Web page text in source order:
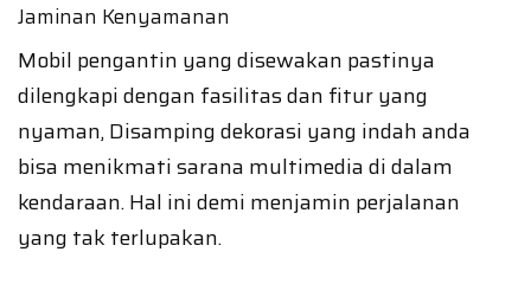
Jaminan Kenyamanan
Mobil pengantin yang disewakan pastinya
dilengkapi dengan fasilitas dan fitur yang
nyaman, Disamping dekorasi yang indah anda
bisa menikmati sarana multimedia di dalam
kendaraan. Hal ini demi menjamin perjalanan
yang tak terlupakan.